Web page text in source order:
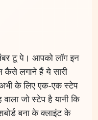
टू पे। आपको लॉग इन
लगाने हैं ये सारी
के लिए एक-एक स्टेप
जो स्टेप है यानी कि
बना के क्लाइंट के